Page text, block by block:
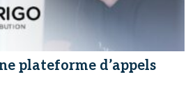
plateforme d’appels